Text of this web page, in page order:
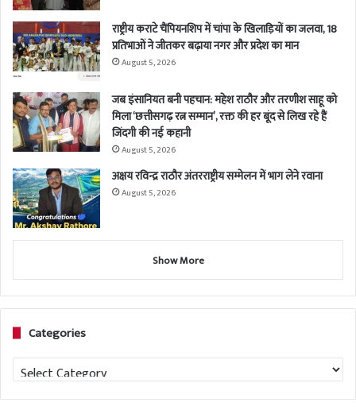
राष्ट्रीय कराटे चैंपियनशिप में चांपा के खिलाड़ियों का जलवा, 18
प्रतिभाओं ने जीतकर बढ़ाया नगर और प्रदेश का मान
August 5, 2026
जब इंसानियत बनी पहचान: महेश राठौर और तरणीश साहू को
मिला ‘छत्तीसगढ़ रत्न सम्मान’, रक्त की हर बूंद से लिख रहे हैं
जिंदगी की नई कहानी
August 5, 2026
अक्षय रविन्द्र राठौर अंतरराष्ट्रीय सम्मेलन में भाग लेने रवाना
August 5, 2026
Show More
Categories
Categories